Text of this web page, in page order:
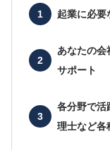
起業に必要
あなたの会
サポート
各分野で活
理士など各